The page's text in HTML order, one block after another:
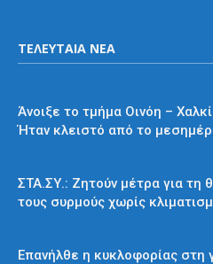
ΤΕΛΕΥΤΑΙΑ ΝΕΑ
Άνοιξε το τμήμα Οινόη –
Ήταν κλειστό από το
ΣΤΑ.ΣΥ.: Ζητούν μέτρα για τη
τους συρμούς χωρίς
Επανήλθε η κυκλοφορίας στη